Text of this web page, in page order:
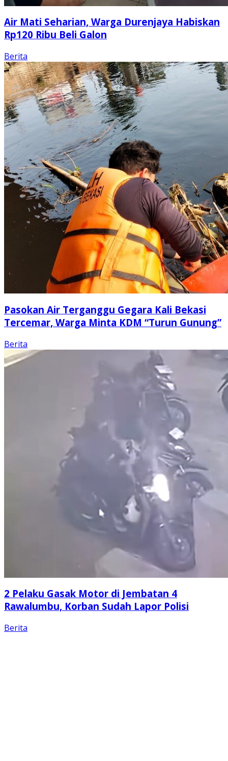
Air Mati Seharian, Warga Durenjaya Habiskan
Rp120 Ribu Beli Galon
Berita
Pasokan Air Terganggu Gegara Kali Bekasi
Tercemar, Warga Minta KDM “Turun Gunung”
Berita
2 Pelaku Gasak Motor di Jembatan 4
Rawalumbu, Korban Sudah Lapor Polisi
Berita